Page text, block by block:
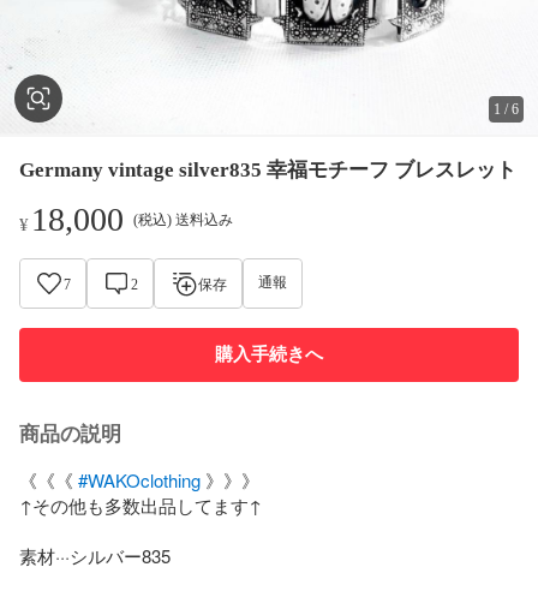
1 /6
Germany vintage silver835 幸福モチーフ ブレスレット
¥ 18,000 (税込) 送料込み
7 2 保存 通報
購入手続きへ
商品の説明
《《《 #WAKOclothing 》》》
↑その他も多数出品してます↑
素材···シルバー835